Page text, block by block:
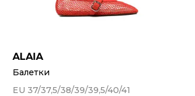
ALAIA
Балетки
EU 37/37,5/38/39/39,5/40/41